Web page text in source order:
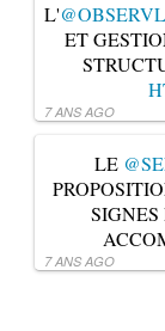
L'
ET
7 ANS AGO
LE
7 ANS AGO